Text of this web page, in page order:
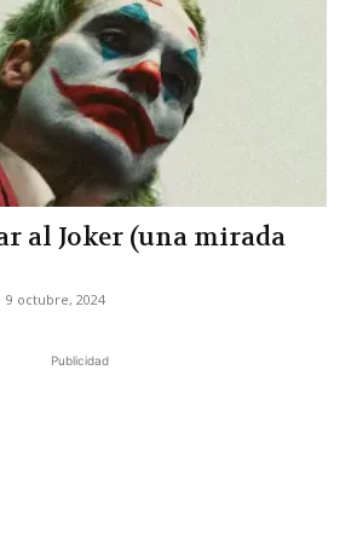
al Joker (una mirada
9 octubre, 2024
Publicidad